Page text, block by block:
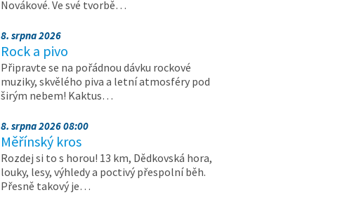
Novákové. Ve své tvorbě…
8. srpna 2026
Rock a pivo
Připravte se na pořádnou dávku rockové
muziky, skvělého piva a letní atmosféry pod
širým nebem! Kaktus…
8. srpna 2026 08:00
Měřínský kros
Rozdej si to s horou! 13 km, Dědkovská hora,
louky, lesy, výhledy a poctivý přespolní běh.
Přesně takový je…